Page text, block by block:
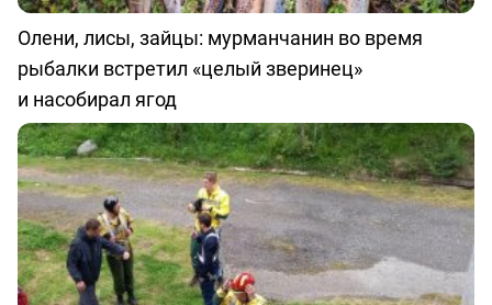
Олени, лисы, зайцы: мурманчанин во время
рыбалки встретил «целый зверинец»
и насобирал ягод